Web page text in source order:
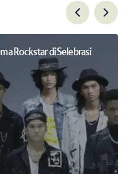
Rockstar di Selebrasi